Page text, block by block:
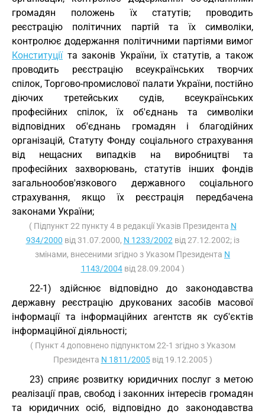
громадян положень їх статутів; проводить
реєстрацію політичних партій та їх символіки,
контролює додержання політичними партіями вимог
Конституціїта законів України, їх статутів, а також
проводить реєстрацію всеукраїнських творчих
спілок, Торгово-промислової палати України, постійно
діючих третейських судів, всеукраїнських
професійних спілок, їх об'єднань та символіки
відповідних об'єднань громадян і благодійних
організацій, Статуту Фонду соціального страхування
від нещасних випадків на виробництві та
професійних захворювань, статутів інших фондів
загальнообов'язкового державного соціального
страхування, якщо їх реєстрація передбачена
законами України;
( Підпункт 22 пункту 4 в редакції Указів Президента N
934/2000 від 31.07.2000, N 1233/2002 від 27.12.2002; із
змінами, внесеними згідно з Указом Президента N
1143/2004від 28.09.2004 )
22-1) здійснює відповідно до законодавства
державну реєстрацію друкованих засобів масової
інформації та інформаційних агентств як суб'єктів
інформаційної діяльності;
( Пункт 4 доповнено підпунктом 22-1 згідно з Указом
Президента N 1811/2005від 19.12.2005 )
23) сприяє розвитку юридичних послуг з метою
реалізації прав, свобод і законних інтересів громадян
та юридичних осіб, відповідно до законодавства